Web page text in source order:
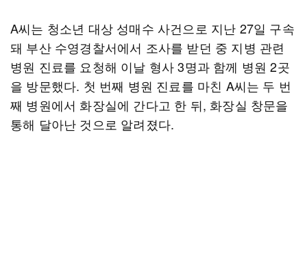
A씨는 청소년 대상 성매수 사건으로 지난 27일 구속
돼 부산 수영경찰서에서 조사를 받던 중 지병 관련
병원 진료를 요청해 이날 형사 3명과 함께 병원 2곳
을 방문했다. 첫 번째 병원 진료를 마친 A씨는 두 번
째 병원에서 화장실에 간다고 한 뒤, 화장실 창문을
통해 달아난 것으로 알려졌다.